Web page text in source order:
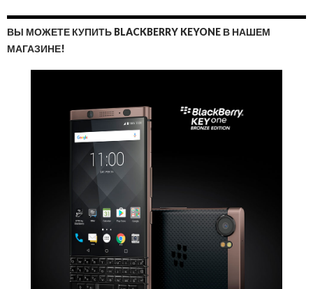
ВЫ МОЖЕТЕ КУПИТЬ BLACKBERRY KEYONE В НАШЕМ
МАГАЗИНЕ!